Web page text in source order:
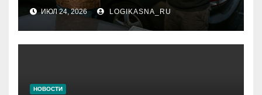
ИЮЛ 24, 2026 LOGIKASNA_RU
НОВОСТИ